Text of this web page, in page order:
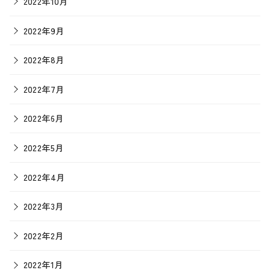
2022年9月
2022年8月
2022年7月
2022年6月
2022年5月
2022年4月
2022年3月
2022年2月
2022年1月